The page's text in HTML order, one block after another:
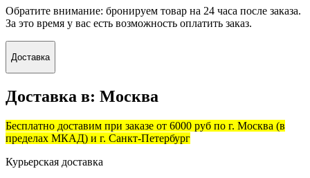
Обратите внимание: бронируем товар на 24 часа после заказа.
За это время у вас есть возможность оплатить заказ.
Доставка
Доставка в: Москва
Бесплатно доставим при заказе от 6000 руб по г. Москва (в
пределах МКАД) и г. Санкт-Петербург
Курьерская доставка